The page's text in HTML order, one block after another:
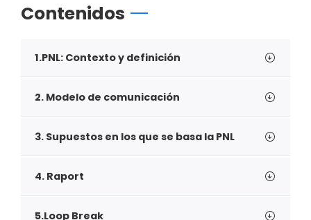
Contenidos
1.PNL: Contexto y definición
2. Modelo de comunicación
3. Supuestos en los que se basa la PNL
4. Raport
5.Loop Break